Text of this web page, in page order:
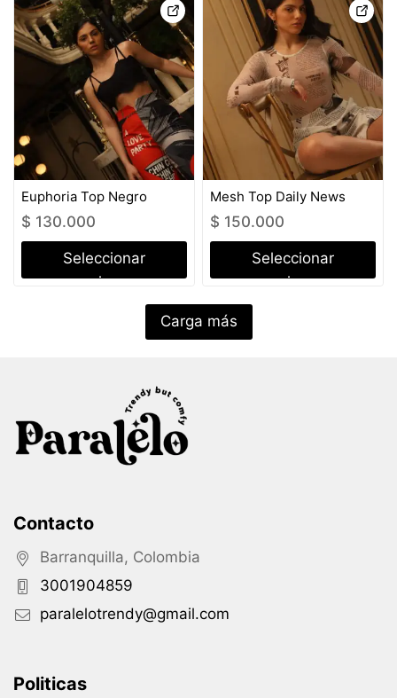
Euphoria Top Negro
$ 130.000
Seleccionar
opciones
Mesh Top Daily News
$ 150.000
Seleccionar
opciones
Carga más
Contacto
Barranquilla, Colombia
3001904859
paralelotrendy@gmail.com
Politicas